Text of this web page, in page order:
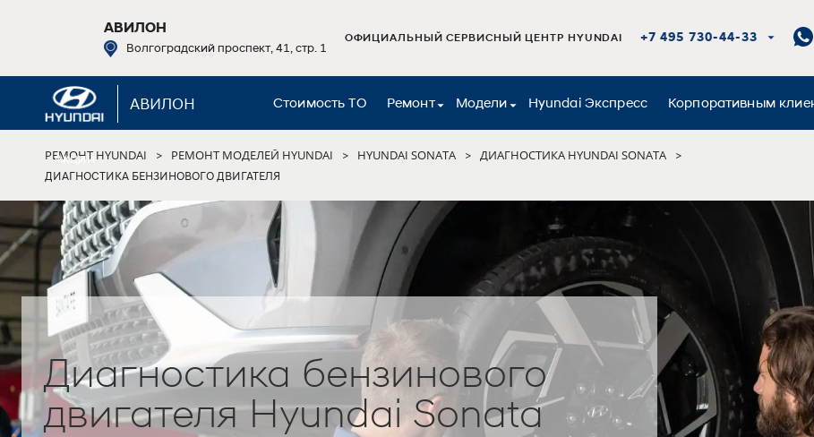
АВИЛОН
Волгоградский проспект, 41, стр. 1
ОФИЦИАЛЬНЫЙ СЕРВИСНЫЙ ЦЕНТР HYUNDAI +7 495 730-44-33
АВИЛОН Стоимость ТО Ремонт Модели Hyundai Экспресс Корпоративным
Акции
РЕМОНТ HYUNDAI > РЕМОНТ МОДЕЛЕЙ HYUNDAI > HYUNDAI SONATA > ДИАГНОСТИКА HYUNDAI SONATA
>
ДИАГНОСТИКА БЕНЗИНОВОГО ДВИГАТЕЛЯ
Диагностика бензинового
двигателя Hyundai Sonata